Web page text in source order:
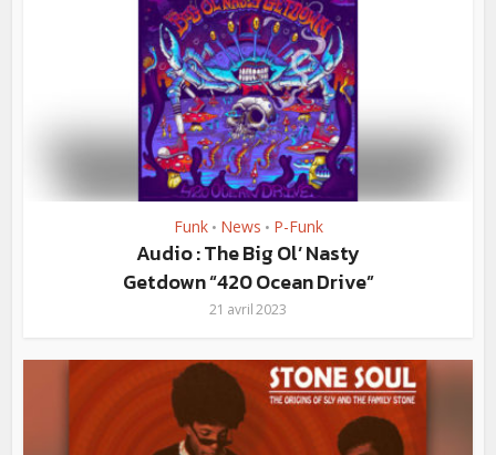
Funk • News • P-Funk
Audio : The Big Ol’ Nasty
Getdown “420 Ocean Drive”
21 avril 2023